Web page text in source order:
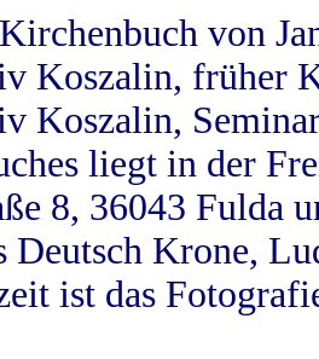
von
Koszalin, früher
Koszalin,
liegt in der
8, 36043 Fulda
Deutsch Krone,
ist das